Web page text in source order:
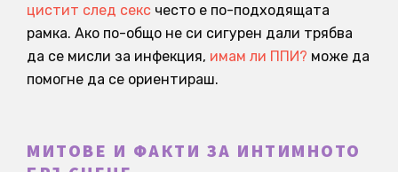
цистит след секс често е по-подходящата
рамка. Ако по-общо не си сигурен дали трябва
да се мисли за инфекция, имам ли ППИ? може да
помогне да се ориентираш.
МИТОВЕ И ФАКТИ ЗА ИНТИМНОТО